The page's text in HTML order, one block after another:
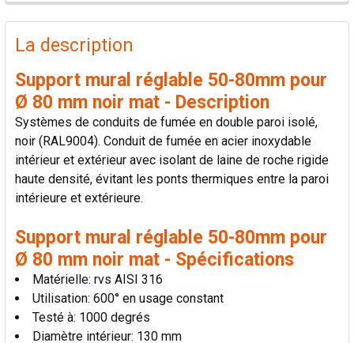
PRODUITS
FRÉQUEMMENT
ACHETÉS
SÉLECTIONNER
AJOUTER
LA
SÉLECTION
AU PANIER
La description
Support mural réglable 50-80mm pour
Ø 80 mm noir mat - Description
Systèmes de conduits de fumée en double paroi isolé,
noir (RAL9004). Conduit de fumée en acier inoxydable
intérieur et extérieur avec isolant de laine de roche rigide
haute densité, évitant les ponts thermiques entre la paroi
intérieure et extérieure.
Support mural réglable 50-80mm pour
Ø 80 mm noir mat - Spécifications
Matérielle: rvs AISI 316
Utilisation: 600° en usage constant
Testé à: 1000 degrés
Diamètre intérieur: 130 mm